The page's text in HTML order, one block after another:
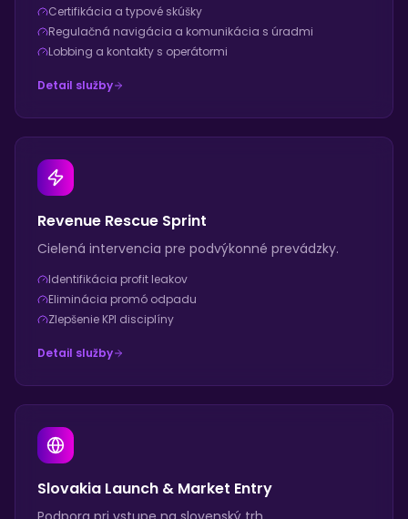
Certifikácia a typové skúšky
Regulačná navigácia a komunikácia s úradmi
Lobbing a kontakty s operátormi
Detail služby
Revenue Rescue Sprint
Cielená intervencia pre podvýkonné prevádzky.
Identifikácia profit leakov
Eliminácia promó odpadu
Zlepšenie KPI disciplíny
Detail služby
Slovakia Launch & Market Entry